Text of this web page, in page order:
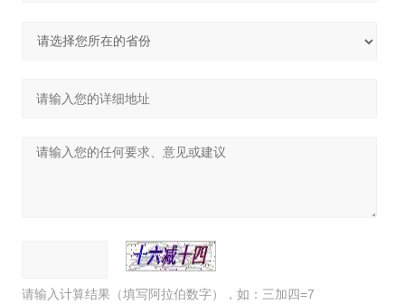
请输入计算结果（填写阿拉伯数字），如：三加四=7